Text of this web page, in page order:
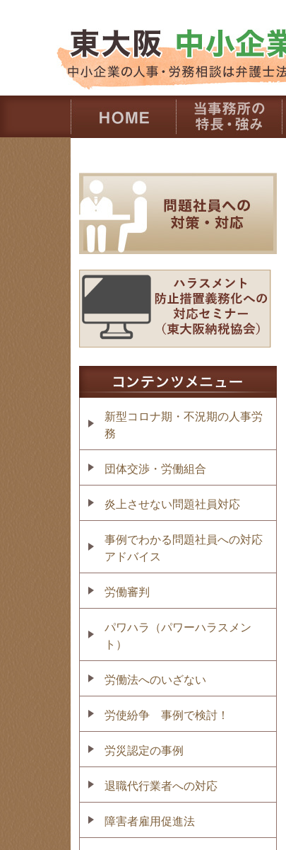
新型コロナ期・不況期の人事労
務
団体交渉・労働組合
炎上させない問題社員対応
事例でわかる問題社員への対応
アドバイス
労働審判
パワハラ（パワーハラスメン
ト）
労働法へのいざない
労使紛争 事例で検討！
労災認定の事例
退職代行業者への対応
障害者雇用促進法